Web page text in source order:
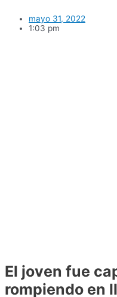
mayo 31, 2022
1:03 pm
El joven fue
rompiendo en